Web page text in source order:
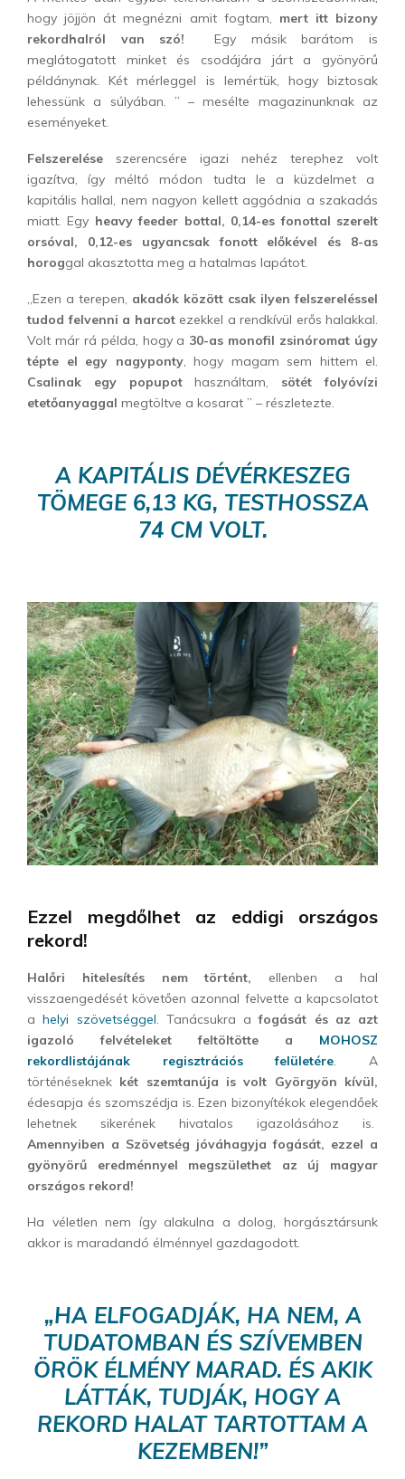
hogy jöjjön át megnézni amit fogtam, mert itt bizony
rekordhalról van szó!
Egy másik barátom is
meglátogatott minket és csodájára járt a gyönyörű
példánynak. Két mérleggel is lemértük, hogy biztosak
lehessünk a súlyában. ” – mesélte magazinunknak az
eseményeket.
Felszerelése szerencsére igazi nehéz terephez volt
igazítva, így méltó módon tudta le a küzdelmet a
kapitális hallal, nem nagyon kellett aggódnia a szakadás
miatt. Egy heavy feeder bottal, 0,14-es fonottal szerelt
orsóval, 0,12-es ugyancsak fonott előkével és 8-as
horoggal akasztotta meg a hatalmas lapátot.
„Ezen a terepen, akadók között csak ilyen felszereléssel
tudod felvenni a harcotezekkel a rendkívül erős halakkal.
Volt már rá példa, hogy a 30-as monofil zsinóromat úgy
tépte el egy nagyponty, hogy magam sem hittem el.
Csalinak egy popupothasználtam, sötét folyóvízi
etetőanyaggal megtöltve a kosarat ” – részletezte.
A KAPITÁLIS DÉVÉRKESZEG
TÖMEGE 6,13 KG, TESTHOSSZA
74 CM VOLT.
Ezzel megdőlhet az eddigi országos
rekord!
Halőri hitelesítés nem történt, ellenben a hal
visszaengedését követően azonnal felvette a kapcsolatot
ahelyi szövetséggel. Tanácsukra afogását és az azt
igazoló felvételeket feltöltötte a MOHOSZ
rekordlistájának regisztrációs felületére. A
történéseknek két szemtanúja is volt Györgyön kívül,
édesapja és szomszédja is. Ezen bizonyítékok elegendőek
lehetnek sikerének hivatalos igazolásához is.
Amennyiben a Szövetség jóváhagyja fogását, ezzel a
gyönyörű eredménnyel megszülethet az új magyar
országos rekord!
Ha véletlen nem így alakulna a dolog, horgásztársunk
akkor is maradandó élménnyel gazdagodott.
„HA ELFOGADJÁK, HA NEM, A
TUDATOMBAN ÉS SZÍVEMBEN
ÖRÖK ÉLMÉNY MARAD. ÉS AKIK
LÁTTÁK, TUDJÁK, HOGY A
REKORD HALAT TARTOTTAM A
KEZEMBEN!”